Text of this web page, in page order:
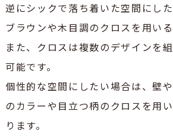
逆にシックで落ち着いた空間にし
ブラウンや木目調のクロスを用いる
また、クロスは複数のデザインを
可能です。
個性的な空間にしたい場合は、壁
のカラーや目立つ柄のクロスを用
ります。